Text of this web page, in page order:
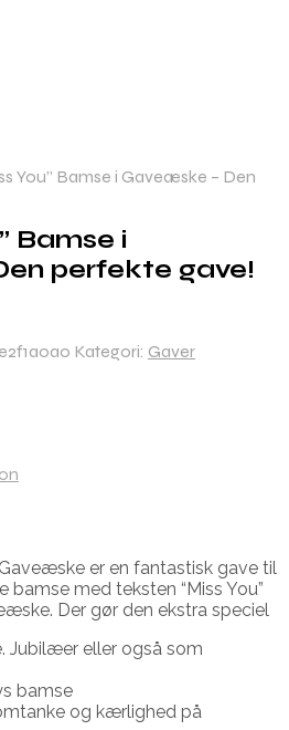
You” Bamse i Gaveæske – Den
Bamse i
perfekte gave!
Kategori: Gaver
Gaveæske er en fantastisk gave til
bamse med teksten “Miss You”
Der gør den ekstra speciel
Jubilæer eller også som
bamse
og kærlighed på